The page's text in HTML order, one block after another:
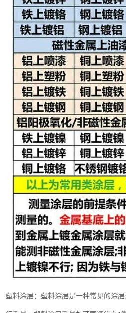
塑料涂层：塑料涂层是一种常见的涂